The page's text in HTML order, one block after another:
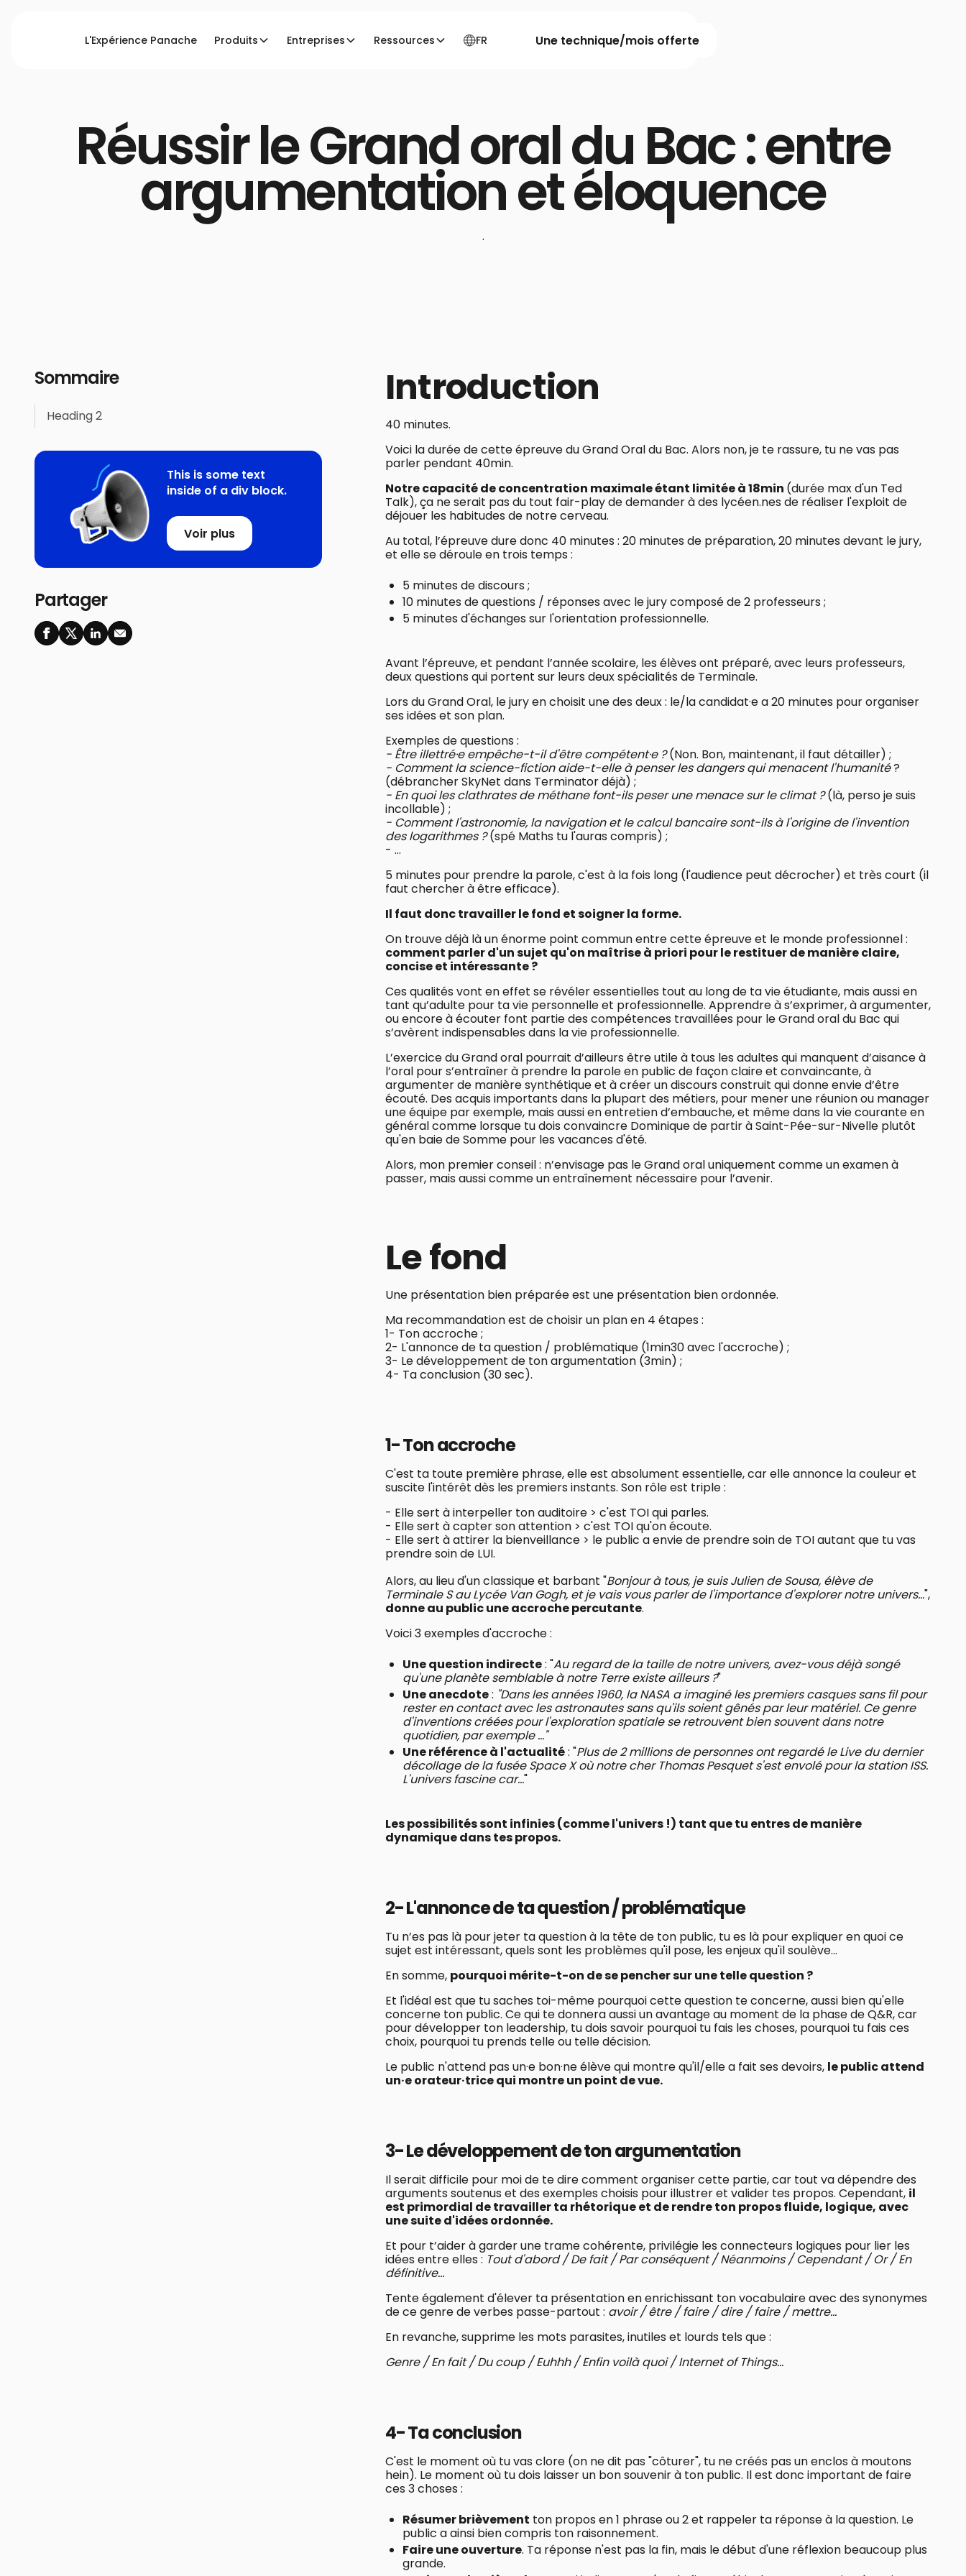
L'Expérience Panache Produits Entreprises Ressources FR Une technique/mois offerte
Réussir le Grand oral du Bac : entre
argumentation et éloquence
·
Sommaire
Heading 2
This is some text
inside of a div block.
Voir plus
Partager
Introduction
40 minutes.
Voici la durée de cette épreuve du Grand Oral du Bac. Alors non, je te rassure, tu ne vas pas
parler pendant 40min.
Notre capacité de concentration maximale étant limitée à 18min (durée max d'un Ted
Talk), ça ne serait pas du tout fair-play de demander à des lycéen.nes de réaliser l'exploit de
déjouer les habitudes de notre cerveau.
Au total, l’épreuve dure donc 40 minutes : 20 minutes de préparation, 20 minutes devant le jury,
et elle se déroule en trois temps :
5 minutes de discours ;
10 minutes de questions / réponses avec le jury composé de 2 professeurs ;
5 minutes d'échanges sur l'orientation professionnelle.
Avant l’épreuve, et pendant l’année scolaire, les élèves ont préparé, avec leurs professeurs,
deux questions qui portent sur leurs deux spécialités de Terminale.
Lors du Grand Oral, le jury en choisit une des deux : le/la candidat·e a 20 minutes pour organiser
ses idées et son plan.
Exemples de questions :
- Être illettré·e empêche-t-il d'être compétent·e ?(Non. Bon, maintenant, il faut détailler) ;
- Comment la science-fiction aide-t-elle à penser les dangers qui menacent l'humanité?
(débrancher SkyNet dans Terminator déjà) ;
- En quoi les clathrates de méthane font-ils peser une menace sur le climat ?(là, perso je suis
incollable) ;
- Comment l'astronomie, la navigation et le calcul bancaire sont-ils à l'origine de l'invention
des logarithmes ?(spé Maths tu l'auras compris) ;
- ...
5 minutes pour prendre la parole, c'est à la fois long (l'audience peut décrocher) et très court (il
faut chercher à être efficace).
Il faut donc travailler le fond et soigner la forme.
On trouve déjà là un énorme point commun entre cette épreuve et le monde professionnel :
comment parler d'un sujet qu'on maîtrise à priori pour le restituer de manière claire,
concise et intéressante ?
Ces qualités vont en effet se révéler essentielles tout au long de ta vie étudiante, mais aussi en
tant qu’adulte pour ta vie personnelle et professionnelle. Apprendre à s’exprimer, à argumenter,
ou encore à écouter font partie des compétences travaillées pour le Grand oral du Bac qui
s’avèrent indispensables dans la vie professionnelle.
L’exercice du Grand oral pourrait d’ailleurs être utile à tous les adultes qui manquent d’aisance à
l’oral pour s’entraîner à prendre la parole en public de façon claire et convaincante, à
argumenter de manière synthétique et à créer un discours construit qui donne envie d’être
écouté. Des acquis importants dans la plupart des métiers, pour mener une réunion ou manager
une équipe par exemple, mais aussi en entretien d’embauche, et même dans la vie courante en
général comme lorsque tu dois convaincre Dominique de partir à Saint-Pée-sur-Nivelle plutôt
qu'en baie de Somme pour les vacances d'été.
Alors, mon premier conseil : n’envisage pas le Grand oral uniquement comme un examen à
passer, mais aussi comme un entraînement nécessaire pour l’avenir.
Le fond
Une présentation bien préparée est une présentation bien ordonnée.
Ma recommandation est de choisir un plan en 4 étapes :
1- Ton accroche ;
2- L'annonce de ta question / problématique (1min30 avec l'accroche) ;
3- Le développement de ton argumentation (3min) ;
4- Ta conclusion (30 sec).
1- Ton accroche
C'est ta toute première phrase, elle est absolument essentielle, car elle annonce la couleur et
suscite l'intérêt dès les premiers instants. Son rôle est triple :
- Elle sert à interpeller ton auditoire > c'est TOI qui parles.
- Elle sert à capter son attention > c'est TOI qu'on écoute.
- Elle sert à attirer la bienveillance > le public a envie de prendre soin de TOI autant que tu vas
prendre soin de LUI.
Alors, au lieu d'un classique et barbant "Bonjour à tous, je suis Julien de Sousa, élève de
Terminale S au Lycée Van Gogh, et je vais vous parler de l'importance d'explorer notre univers...",
donne au public une accroche percutante.
Voici 3 exemples d'accroche :
Une question indirecte: "Au regard de la taille de notre univers, avez-vous déjà songé
qu'une planète semblable à notre Terre existe ailleurs ?"
Une anecdote: "Dans les années 1960, la NASA a imaginé les premiers casques sans fil pour
rester en contact avec les astronautes sans qu'ils soient gênés par leur matériel. Ce genre
d'inventions créées pour l'exploration spatiale se retrouvent bien souvent dans notre
quotidien, par exemple ..."
Une référence à l'actualité: "Plus de 2 millions de personnes ont regardé le Live du dernier
décollage de la fusée Space X où notre cher Thomas Pesquet s'est envolé pour la station ISS.
L'univers fascine car..."
Les possibilités sont infinies (comme l'univers !) tant que tu entres de manière
dynamique dans tes propos.
2- L'annonce de ta question / problématique
Tu n’es pas là pour jeter ta question à la tête de ton public, tu es là pour expliquer en quoi ce
sujet est intéressant, quels sont les problèmes qu'il pose, les enjeux qu'il soulève...
En somme, pourquoi mérite-t-on de se pencher sur une telle question ?
Et l'idéal est que tu saches toi-même pourquoi cette question te concerne, aussi bien qu'elle
concerne ton public. Ce qui te donnera aussi un avantage au moment de la phase de Q&R, car
pour développer ton leadership, tu dois savoir pourquoi tu fais les choses, pourquoi tu fais ces
choix, pourquoi tu prends telle ou telle décision.
Le public n'attend pas un·e bon·ne élève qui montre qu'il/elle a fait ses devoirs, le public attend
un·e orateur·trice qui montre un point de vue.
3- Le développement de ton argumentation
Il serait difficile pour moi de te dire comment organiser cette partie, car tout va dépendre des
arguments soutenus et des exemples choisis pour illustrer et valider tes propos. Cependant, il
est primordial de travailler ta rhétorique et de rendre ton propos fluide, logique, avec
une suite d'idées ordonnée.
Et pour t’aider à garder une trame cohérente, privilégie les connecteurs logiques pour lier les
idées entre elles : Tout d'abord / De fait / Par conséquent / Néanmoins / Cependant / Or / En
définitive...
Tente également d'élever ta présentation en enrichissant ton vocabulaire avec des synonymes
de ce genre de verbes passe-partout : avoir / être / faire / dire / faire / mettre...
En revanche, supprime les mots parasites, inutiles et lourds tels que :
Genre / En fait / Du coup / Euhhh / Enfin voilà quoi / Internet of Things...
4- Ta conclusion
C'est le moment où tu vas clore (on ne dit pas "côturer", tu ne créés pas un enclos à moutons
hein). Le moment où tu dois laisser un bon souvenir à ton public. Il est donc important de faire
ces 3 choses :
Résumer brièvement ton propos en 1 phrase ou 2 et rappeler ta réponse à la question. Le
public a ainsi bien compris ton raisonnement.
Faire une ouverture. Ta réponse n'est pas la fin, mais le début d'une réflexion beaucoup plus
grande.